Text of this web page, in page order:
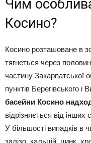
Чим
Косино?
Косино розташоване в
тягнеться через
частину Закарпатської
пунктів Берегівського і
басейни Косино
відрізняється від
У більшості випадків в